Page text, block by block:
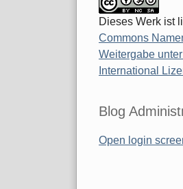
Dieses Werk ist
Commons
Weitergabe
International
Blog
Open login